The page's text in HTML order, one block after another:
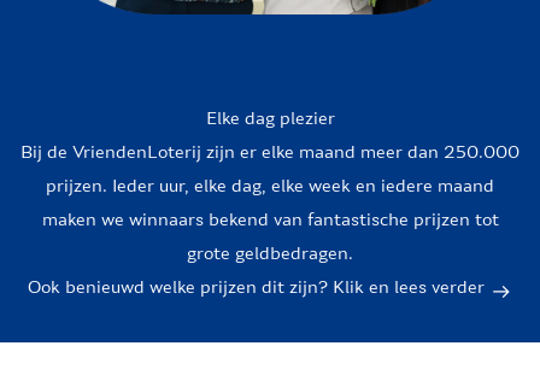
Elke dag plezier
Bij de VriendenLoterij zijn er elke maand meer dan 250.000
prijzen. Ieder uur, elke dag, elke week en iedere maand
maken we winnaars bekend van fantastische prijzen tot
grote geldbedragen.
Ook benieuwd welke prijzen dit zijn? Klik en lees verder